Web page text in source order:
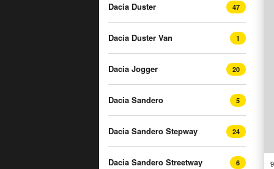
Dacia Duster 47
Dacia Duster Van 1
Dacia Jogger 20
Dacia Sandero 5
Dacia Sandero Stepway 24
Dacia Sandero Streetway 6